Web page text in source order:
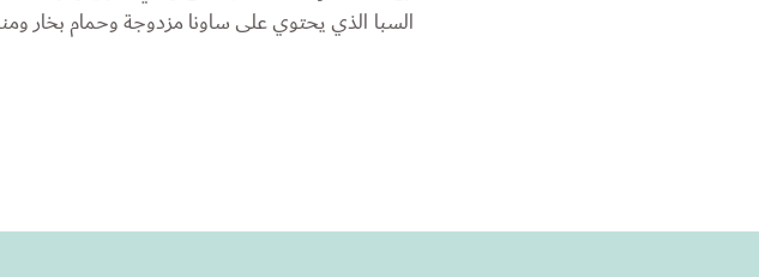
السبا الذي يحتوي على ساونا مزدوجة وحمام بخار